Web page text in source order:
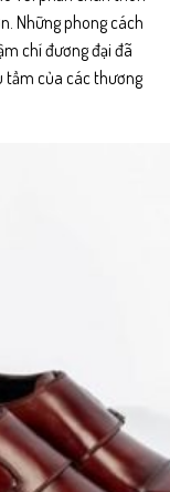
Những phong cách
chí đương đại đã
tầm của các thương